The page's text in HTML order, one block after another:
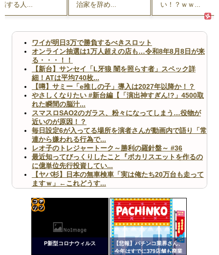
する人...
治家を辞め...
い！？ｗｗ...
ワイが明日3万で勝負するべきスロット
オンライン抽選は1万人超えの店も…令和8年8月8日が来
る・・・！！
【新台】サンセイ「L牙狼 闇を照らす者」スペック詳
細！ATは平均740枚...
【噂】サミー「e推しの子」導入は2027年以降か！？
やさしくなりたい #新台編【「演出神すぎん!?」4500取
れた瞬間の脳汁...
スマスロSAO2のガラス、粉々になってしまう…役物が
近いのが原因！？
毎日設定6が入ってる場所を演者さんが動画内で語り「常
連から嫌われる行為で...
レオ子のトレジャートーク～勝利の羅針盤～ #36
最近知ってびっくりしたこと『ポカリスエットを作るの
に億単位先行投資してい...
【ヤバ杉】日本の無車検車「実は俺たち20万台も走って
ますｗ」←これどうす...
【画像】ペプシコーラ社、「こういうのでいいんだよ」
な新商品を発売
P新型コロナウィルス
【悲報】パチンコ業界さん、
今年はすでに379店舗も廃業